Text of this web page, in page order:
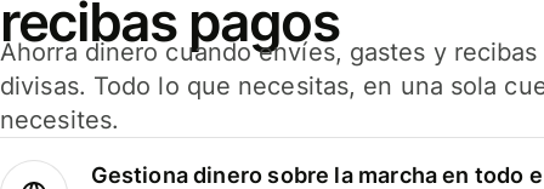
recibas pagos
Ahorra dinero cuando envíes, gastes y
divisas. Todo lo que necesitas, en una sola
necesites.
Gestiona dinero sobre la marcha en todo